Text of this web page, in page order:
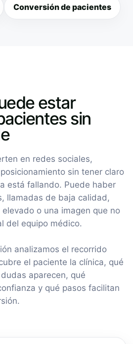
Conversión de pacientes
estar
sin
en redes sociales,
sin tener claro
está fallando. Puede haber
llamadas de baja calidad,
o una imagen que no
del equipo médico.
analizamos el recorrido
el paciente la clínica, qué
aparecen, qué
y qué pasos facilitan